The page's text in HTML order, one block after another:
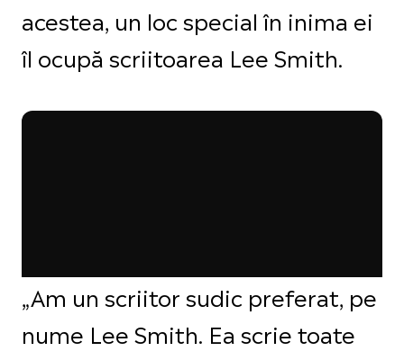
acestea, un loc special în inima ei
îl ocupă scriitoarea Lee Smith.
„Am un scriitor sudic preferat, pe
nume Lee Smith. Ea scrie toate